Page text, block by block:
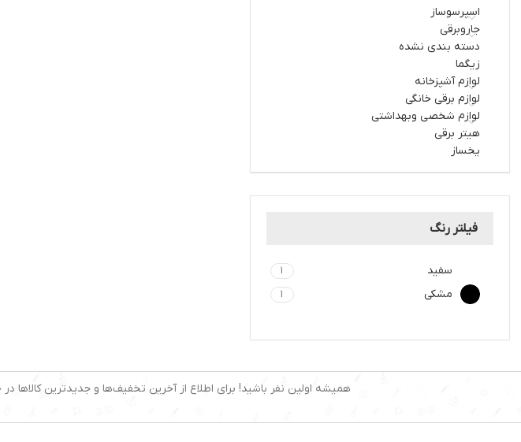
اسپرسوساز
جاروبرقی
دسته بندی نشده
زیگما
لوازم آشپزخانه
لوازم برقی خانگی
لوازم شخصی وبهداشتی
هیتر برقی
یخساز
فیلتر رنگ
سفید 1
مشکی 1
همیشه اولین نفر باشید! برای اطلاع از آخرین تخفیف‌ها و جدیدترین کالاها